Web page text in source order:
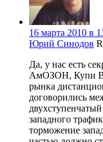
16 марта 2010 в
Юрий Синодов
Да, у нас есть
АмОЗОН, Купи
рынка
договорились
западного
торможение